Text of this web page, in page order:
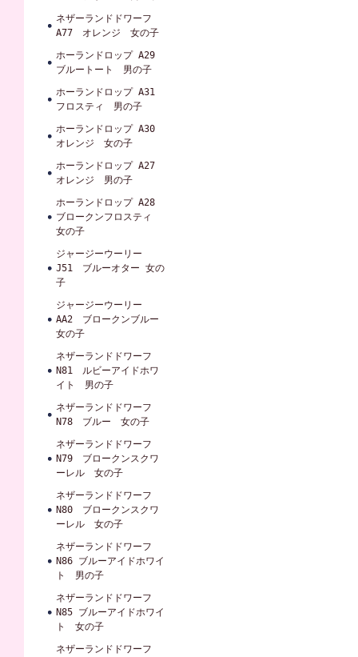
ネザーランドドワーフ
A77 オレンジ 女の子
ホーランドロップ A29
ブルートート 男の子
ホーランドロップ A31
フロスティ 男の子
ホーランドロップ A30
オレンジ 女の子
ホーランドロップ A27
オレンジ 男の子
ホーランドロップ A28
ブロークンフロスティ
女の子
ジャージーウーリー
J51 ブルーオター 女の
子
ジャージーウーリー
AA2 ブロークンブルー
女の子
ネザーランドドワーフ
N81 ルビーアイドホワ
イト 男の子
ネザーランドドワーフ
N78 ブルー 女の子
ネザーランドドワーフ
N79 ブロークンスクワ
ーレル 女の子
ネザーランドドワーフ
N80 ブロークンスクワ
ーレル 女の子
ネザーランドドワーフ
N86 ブルーアイドホワイ
ト 男の子
ネザーランドドワーフ
N85 ブルーアイドホワイ
ト 女の子
ネザーランドドワーフ